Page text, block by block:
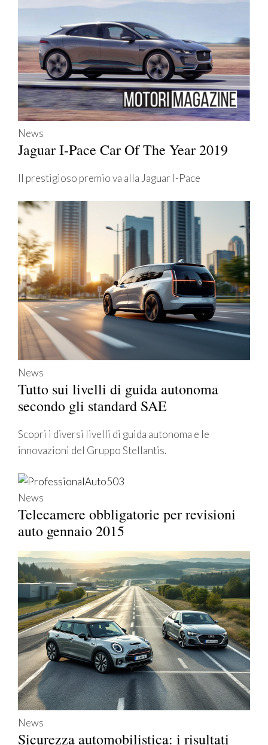
News
Jaguar I-Pace Car Of The Year 2019
Il prestigioso premio va alla Jaguar I-Pace
News
Tutto sui livelli di guida autonoma
secondo gli standard SAE
Scopri i diversi livelli di guida autonoma e le
innovazioni del Gruppo Stellantis.
News
Telecamere obbligatorie per revisioni
auto gennaio 2015
News
Sicurezza automobilistica: i risultati